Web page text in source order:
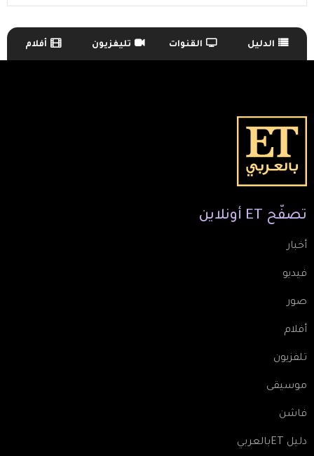
TV Guide Menu الدليل القنوات تليفزيون أفلام
تصفّح ET أونلاين
أخبار
فيديو
صور
أفلام
تلفزيون
موسيقى
فاشن
دليل ETبالعربي